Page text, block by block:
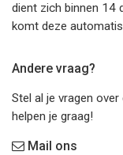
dient zich binnen 14
komt deze
Andere vraag?
Stel al je vragen
helpen je graag!
Mail ons